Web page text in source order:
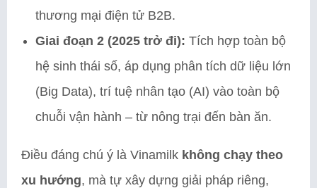
thương mại điện tử B2B.
Giai đoạn 2 (2025 trở đi): Tích hợp toàn bộ
hệ sinh thái số, áp dụng phân tích dữ liệu lớn
(Big Data), trí tuệ nhân tạo (AI) vào toàn bộ
chuỗi vận hành – từ nông trại đến bàn ăn.
Điều đáng chú ý là Vinamilk không chạy theo
xu hướng, mà tự xây dựng giải pháp riêng,